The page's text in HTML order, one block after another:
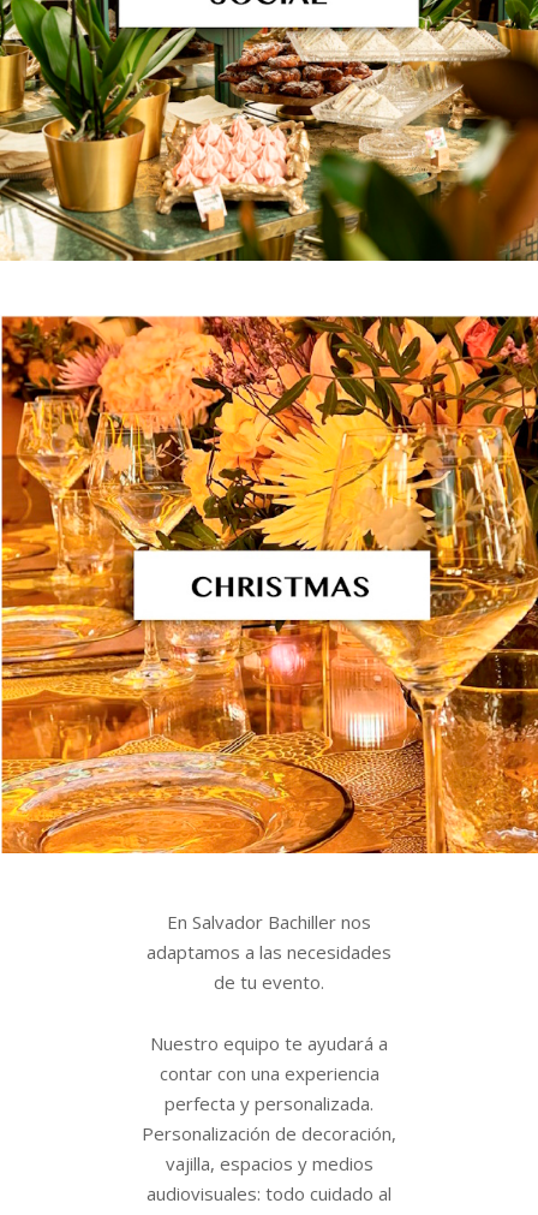
En Salvador Bachiller nos
adaptamos a las necesidades
de tu evento.
Nuestro equipo te ayudará a
contar con una experiencia
perfecta y personalizada.
Personalización de decoración,
vajilla, espacios y medios
audiovisuales: todo cuidado al